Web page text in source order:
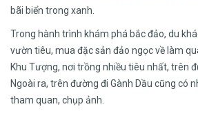
bãi biển trong xanh.
Trong hành trình khám phá bắc đảo, du
vườn tiêu, mua đặc sản đảo ngọc về làm
Khu Tượng, nơi trồng nhiều tiêu nhất, trên
Ngoài ra, trên đường đi Gành Dầu cũng có
tham quan, chụp ảnh.